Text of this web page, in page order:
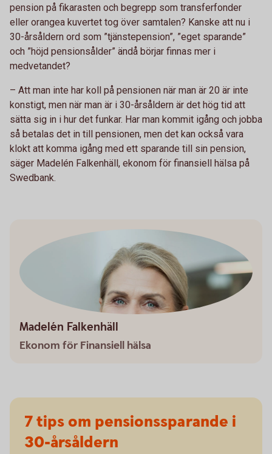
pension på fikarasten och begrepp som transferfonder
eller orangea kuvertet tog över samtalen? Kanske att nu i
30-årsåldern ord som ”tjänstepension”, ”eget sparande”
och ”höjd pensionsålder” ändå börjar finnas mer i
medvetandet?
– Att man inte har koll på pensionen när man är 20 är inte
konstigt, men när man är i 30-årsåldern är det hög tid att
sätta sig in i hur det funkar. Har man kommit igång och jobba
så betalas det in till pensionen, men det kan också vara
klokt att komma igång med ett sparande till sin pension,
säger Madelén Falkenhäll, ekonom för finansiell hälsa på
Swedbank.
Madelén Falkenhäll
Ekonom för Finansiell hälsa
7 tips om pensionssparande i
30-årsåldern